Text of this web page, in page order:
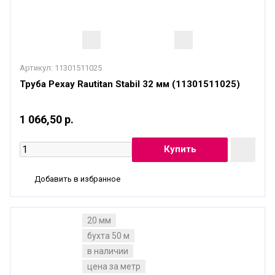
Артикул: 11301511025
Труба Рехау Rautitan Stabil 32 мм (11301511025)
1 066,50 р.
Добавить в избранное
20 мм
бухта 50 м
в наличии
цена за метр